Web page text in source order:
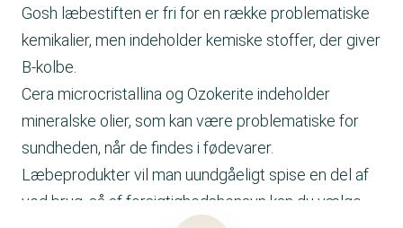
Gosh læbestiften er fri for en række problematiske
kemikalier, men indeholder kemiske stoffer, der giver
B-kolbe.
Cera microcristallina og Ozokerite indeholder
mineralske olier, som kan være problematiske for
sundheden, når de findes i fødevarer.
Læbeprodukter vil man uundgåeligt spise en del af
ved brug, så af forsigtighedshensyn kan du vælge